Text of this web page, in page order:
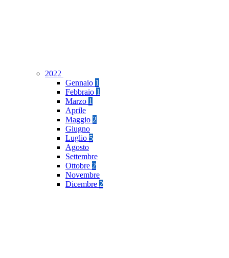
2022
Gennaio 1
Febbraio 1
Marzo 1
Aprile
Maggio 2
Giugno
Luglio 5
Agosto
Settembre
Ottobre 2
Novembre
Dicembre 2